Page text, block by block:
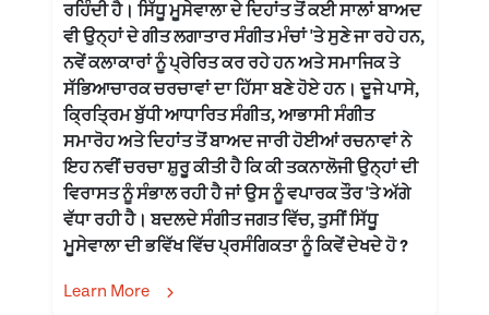
ਰਹਿੰਦੀ ਹੈ। ਸਿੱਧੂ ਮੂਸੇਵਾਲਾ ਦੇ ਦਿਹਾਂਤ ਤੋਂ ਕਈ ਸਾਲਾਂ ਬਾਅਦ
ਵੀ ਉਨ੍ਹਾਂ ਦੇ ਗੀਤ ਲਗਾਤਾਰ ਸੰਗੀਤ ਮੰਚਾਂ 'ਤੇ ਸੁਣੇ ਜਾ ਰਹੇ ਹਨ,
ਨਵੇਂ ਕਲਾਕਾਰਾਂ ਨੂੰ ਪ੍ਰੇਰਿਤ ਕਰ ਰਹੇ ਹਨ ਅਤੇ ਸਮਾਜਿਕ ਤੇ
ਸੱਭਿਆਚਾਰਕ ਚਰਚਾਵਾਂ ਦਾ ਹਿੱਸਾ ਬਣੇ ਹੋਏ ਹਨ। ਦੂਜੇ ਪਾਸੇ,
ਕ੍ਰਿਤ੍ਰਿਮ ਬੁੱਧੀ ਆਧਾਰਿਤ ਸੰਗੀਤ, ਆਭਾਸੀ ਸੰਗੀਤ
ਸਮਾਰੋਹ ਅਤੇ ਦਿਹਾਂਤ ਤੋਂ ਬਾਅਦ ਜਾਰੀ ਹੋਈਆਂ ਰਚਨਾਵਾਂ ਨੇ
ਇਹ ਨਵੀਂ ਚਰਚਾ ਸ਼ੁਰੂ ਕੀਤੀ ਹੈ ਕਿ ਕੀ ਤਕਨਾਲੋਜੀ ਉਨ੍ਹਾਂ ਦੀ
ਵਿਰਾਸਤ ਨੂੰ ਸੰਭਾਲ ਰਹੀ ਹੈ ਜਾਂ ਉਸ ਨੂੰ ਵਪਾਰਕ ਤੌਰ 'ਤੇ ਅੱਗੇ
ਵੱਧਾ ਰਹੀ ਹੈ। ਬਦਲਦੇ ਸੰਗੀਤ ਜਗਤ ਵਿੱਚ, ਤੁਸੀਂ ਸਿੱਧੂ
ਮੂਸੇਵਾਲਾ ਦੀ ਭਵਿੱਖ ਵਿੱਚ ਪ੍ਰਸੰਗਿਕਤਾ ਨੂੰ ਕਿਵੇਂ ਦੇਖਦੇ ਹੋ ?
Learn More